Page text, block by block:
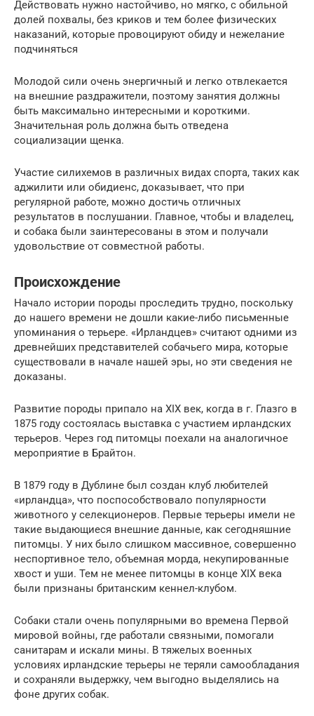
Действовать нужно настойчиво, но мягко, с обильной
долей похвалы, без криков и тем более физических
наказаний, которые провоцируют обиду и нежелание
подчиняться
Молодой сили очень энергичный и легко отвлекается
на внешние раздражители, поэтому занятия должны
быть максимально интересными и короткими.
Значительная роль должна быть отведена
социализации щенка.
Участие силихемов в различных видах спорта, таких как
аджилити или обидиенс, доказывает, что при
регулярной работе, можно достичь отличных
результатов в послушании. Главное, чтобы и владелец,
и собака были заинтересованы в этом и получали
удовольствие от совместной работы.
Происхождение
Начало истории породы проследить трудно, поскольку
до нашего времени не дошли какие-либо письменные
упоминания о терьере. «Ирландцев» считают одними из
древнейших представителей собачьего мира, которые
существовали в начале нашей эры, но эти сведения не
доказаны.
Развитие породы припало на XIX век, когда в г. Глазго в
1875 году состоялась выставка с участием ирландских
терьеров. Через год питомцы поехали на аналогичное
мероприятие в Брайтон.
В 1879 году в Дублине был создан клуб любителей
«ирландца», что поспособствовало популярности
животного у селекционеров. Первые терьеры имели не
такие выдающиеся внешние данные, как сегодняшние
питомцы. У них было слишком массивное, совершенно
неспортивное тело, объемная морда, некупированные
хвост и уши. Тем не менее питомцы в конце XIX века
были признаны британским кеннел-клубом.
Собаки стали очень популярными во времена Первой
мировой войны, где работали связными, помогали
санитарам и искали мины. В тяжелых военных
условиях ирландские терьеры не теряли самообладания
и сохраняли выдержку, чем выгодно выделялись на
фоне других собак.